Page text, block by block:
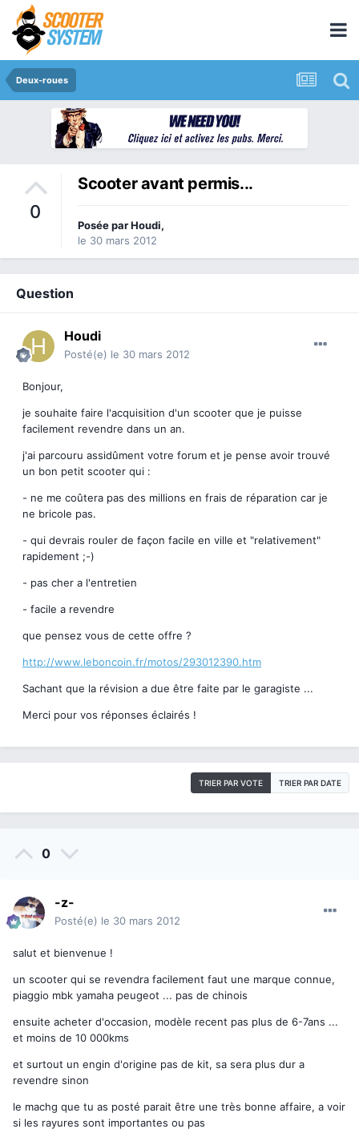
Deux-roues
0
Scooter avant permis...
Posée parHoudi,
le 30 mars 2012
Question
Houdi
Posté(e) le 30 mars 2012
Bonjour,
je souhaite faire l'acquisition d'un scooter que je puisse
facilement revendre dans un an.
j'ai parcouru assidûment votre forum et je pense avoir trouvé
un bon petit scooter qui :
- ne me coûtera pas des millions en frais de réparation car je
ne bricole pas.
- qui devrais rouler de façon facile en ville et "relativement"
rapidement ;-)
- pas cher a l'entretien
- facile a revendre
que pensez vous de cette offre ?
http://www.leboncoin.fr/motos/293012390.htm
Sachant que la révision a due être faite par le garagiste ...
Merci pour vos réponses éclairés !
TRIER PAR VOTE TRIER PAR DATE
0
-z-
Posté(e) le 30 mars 2012
salut et bienvenue !
un scooter qui se revendra facilement faut une marque connue,
piaggio mbk yamaha peugeot ... pas de chinois
ensuite acheter d'occasion, modèle recent pas plus de 6-7ans ...
et moins de 10 000kms
et surtout un engin d'origine pas de kit, sa sera plus dur a
revendre sinon
le machg que tu as posté parait être une très bonne affaire, a voir
si les rayures sont importantes ou pas